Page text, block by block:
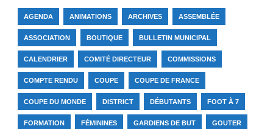
AGENDA ANIMATIONS ARCHIVES ASSEMBLÉE
ASSOCIATION BOUTIQUE BULLETIN MUNICIPAL
CALENDRIER COMITÉ DIRECTEUR COMMISSIONS
COMPTE RENDU COUPE COUPE DE FRANCE
COUPE DU MONDE DISTRICT DÉBUTANTS FOOT À 7
FORMATION FÉMININES GARDIENS DE BUT GOUTER